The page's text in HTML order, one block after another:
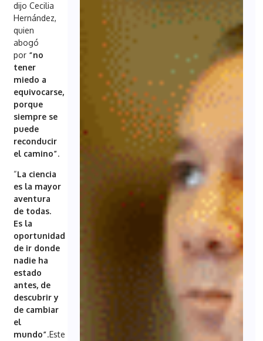
dijo Cecilia
Hernández,
quien
abogó
por “no
tener
miedo a
equivocarse,
porque
siempre se
puede
reconducir
el camino”.
“La ciencia
es la mayor
aventura
de todas.
Es la
oportunidad
de ir donde
nadie ha
estado
antes, de
descubrir y
de cambiar
el
mundo”.Este